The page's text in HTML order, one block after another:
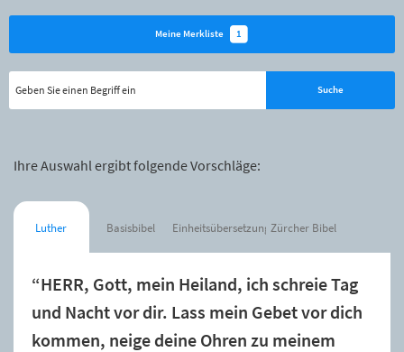
Meine Merkliste 1
Ihre Auswahl ergibt folgende Vorschläge:
Luther Basisbibel Einheitsübersetzung Zürcher Bibel
“HERR, Gott, mein Heiland, ich schreie Tag
und Nacht vor dir. Lass mein Gebet vor dich
kommen, neige deine Ohren zu meinem